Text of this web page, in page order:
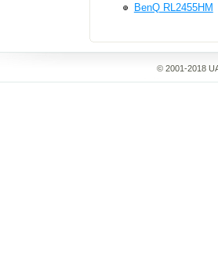
BenQ RL2455HM
© 2001-2018